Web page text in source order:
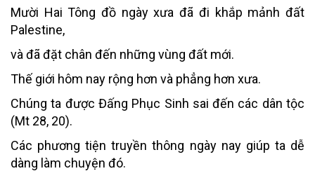
Mười Hai Tông đồ ngày xưa đã đi khắp mảnh đất
Palestine,
và đã đặt chân đến những vùng đất mới.
Thế giới hôm nay rộng hơn và phẳng hơn xưa.
Chúng ta được Đấng Phục Sinh sai đến các dân tộc
(Mt 28, 20).
Các phương tiện truyền thông ngày nay giúp ta dễ
dàng làm chuyện đó.